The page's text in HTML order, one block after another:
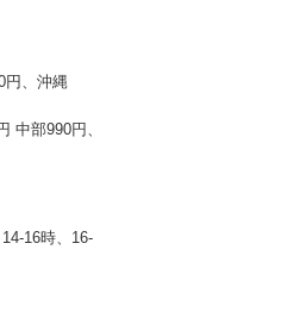
円、沖縄
中部990円、
16時、16-